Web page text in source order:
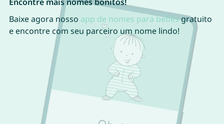
Baixe agora nosso app de nomes para bebêsgratuito
e encontre com seu parceiro um nome lindo!